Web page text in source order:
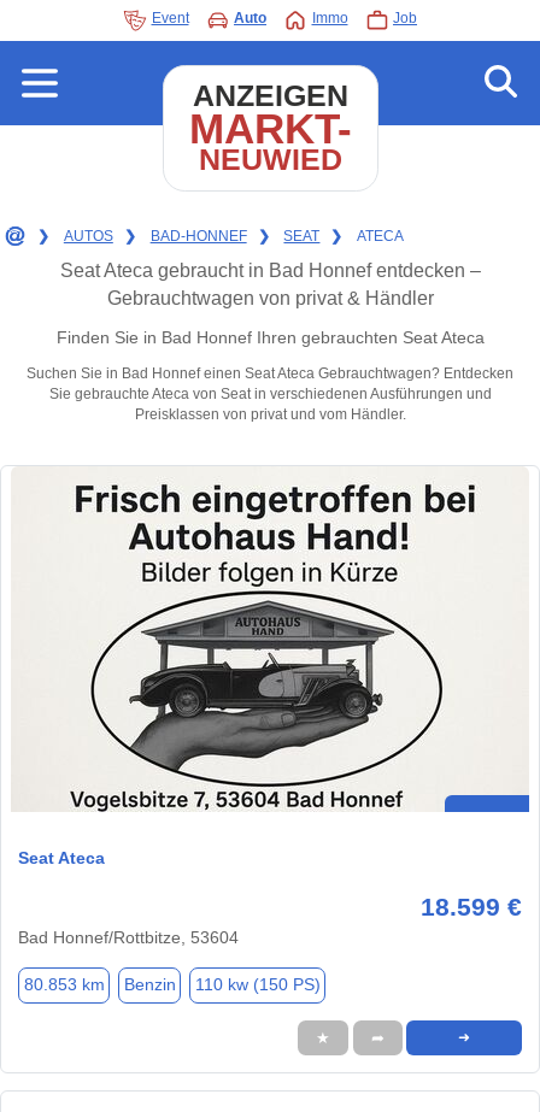
Event Auto Immo Job
ANZEIGEN
MARKT-
NEUWIED
❯ AUTOS ❯ BAD-HONNEF ❯ SEAT ❯ ATECA
Seat Ateca gebraucht in Bad Honnef entdecken –
Gebrauchtwagen von privat & Händler
Finden Sie in Bad Honnef Ihren gebrauchten Seat Ateca
Suchen Sie in Bad Honnef einen Seat Ateca Gebrauchtwagen? Entdecken
Sie gebrauchte Ateca von Seat in verschiedenen Ausführungen und
Preisklassen von privat und vom Händler.
Seat Ateca
18.599 €
Bad Honnef/Rottbitze, 53604
80.853 km Benzin 110 kw (150 PS)
★ ➦ ➜